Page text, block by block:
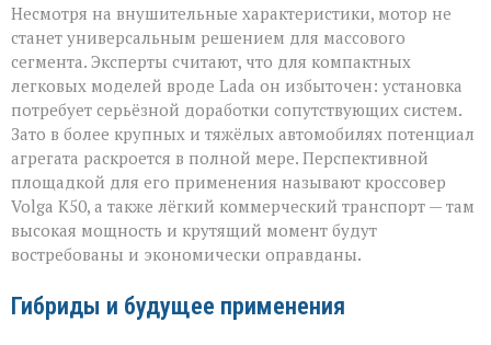
Несмотря на внушительные характеристики, мотор не
станет универсальным решением для массового
сегмента. Эксперты считают, что для компактных
легковых моделей вроде Lada он избыточен: установка
потребует серьёзной доработки сопутствующих систем.
Зато в более крупных и тяжёлых автомобилях потенциал
агрегата раскроется в полной мере. Перспективной
площадкой для его применения называют кроссовер
Volga К50, а также лёгкий коммерческий транспорт — там
высокая мощность и крутящий момент будут
востребованы и экономически оправданы.
Гибриды и будущее применения